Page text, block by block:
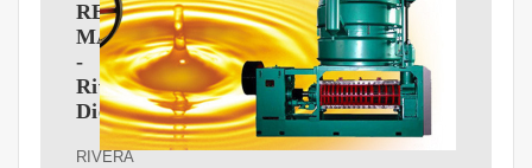
REPUESTOS
MARINOS
-
Rivera
Diesel
RIVERA